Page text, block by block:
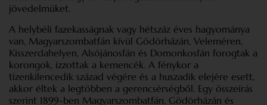
jövedelmüket.
A helybéli fazekasságnak vagy hétszáz éves hagyománya
van, Magyarszombatfán kívül Gödörházán, Veleméren,
Kisszerdahelyen, Alsójánosfán és Domonkosfán forogtak a
korongok, izzottak a kemencék. A fénykor a
tizenkilencedik század végére és a huszadik elejére esett,
akkor éltek a legtöbben a gerencsérségből. Egy összeírás
szerint 1899-ben Magyarszombatfán, Gödörházán és